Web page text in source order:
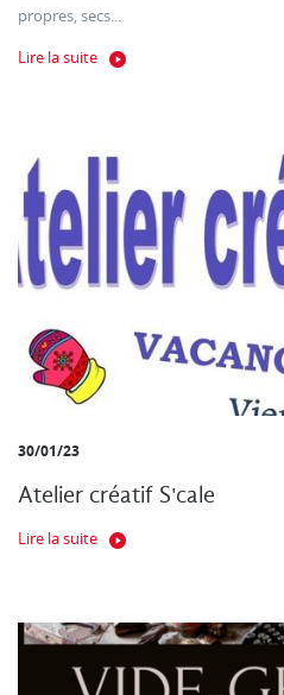
propres, secs...
Lire la suite
30/01/23
Atelier créatif S'cale
Lire la suite